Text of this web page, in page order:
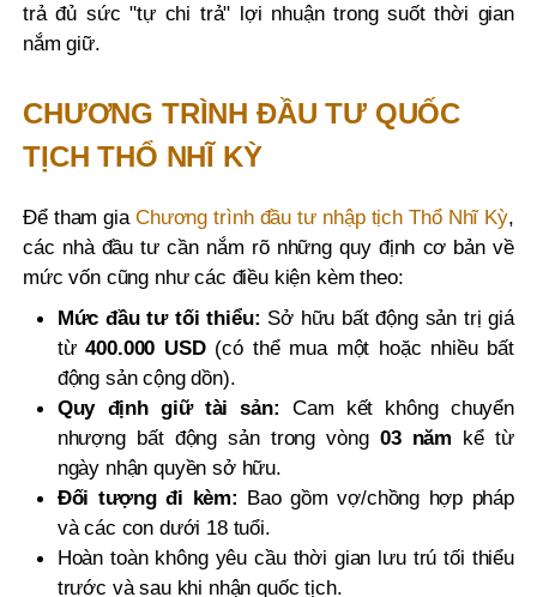
trả đủ sức "tự chi trả" lợi nhuận trong suốt thời gian
nắm giữ.
CHƯƠNG TRÌNH ĐẦU TƯ QUỐC
TỊCH THỔ NHĨ KỲ
Để tham giaChương trình đầu tư nhập tịch Thổ Nhĩ Kỳ,
các nhà đầu tư cần nắm rõ những quy định cơ bản về
mức vốn cũng như các điều kiện kèm theo:
Mức đầu tư tối thiểu: Sở hữu bất động sản trị giá
từ400.000 USD(có thể mua một hoặc nhiều bất
động sản cộng dồn).
Quy định giữ tài sản: Cam kết không chuyển
nhượng bất động sản trong vòng 03 năm kể từ
ngày nhận quyền sở hữu.
Đối tượng đi kèm: Bao gồm vợ/chồng hợp pháp
và các con dưới 18 tuổi.
Hoàn toàn không yêu cầu thời gian lưu trú tối thiểu
trước và sau khi nhận quốc tịch.